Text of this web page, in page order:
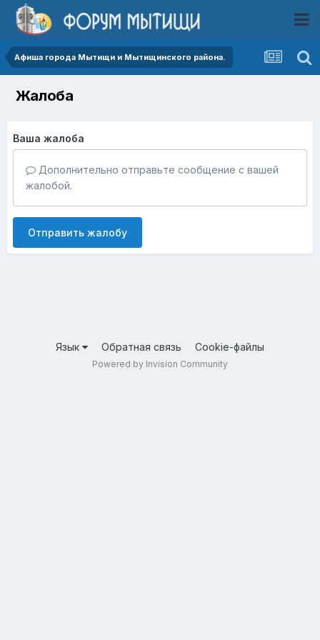
Афиша города Мытищи и Мытищинского района.
Жалоба
Ваша жалоба
Дополнительно отправьте сообщение с вашей
жалобой.
Отправить жалобу
Язык Обратная связь Cookie-файлы
Powered by Invision Community